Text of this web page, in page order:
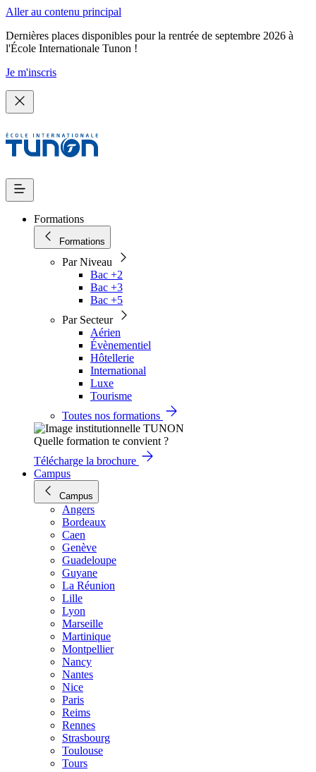
Aller au contenu principal
Dernières places disponibles pour la rentrée de septembre 2026 à
l'École Internationale Tunon !
Je m'inscris
Formations
Formations
Par Niveau
Bac +2
Bac +3
Bac +5
Par Secteur
Aérien
Évènementiel
Hôtellerie
International
Luxe
Tourisme
Toutes nos formations
Quelle formation te convient ?
Télécharge la brochure
Campus
Campus
Angers
Bordeaux
Caen
Genève
Guadeloupe
Guyane
La Réunion
Lille
Lyon
Marseille
Martinique
Montpellier
Nancy
Nantes
Nice
Paris
Reims
Rennes
Strasbourg
Toulouse
Tours